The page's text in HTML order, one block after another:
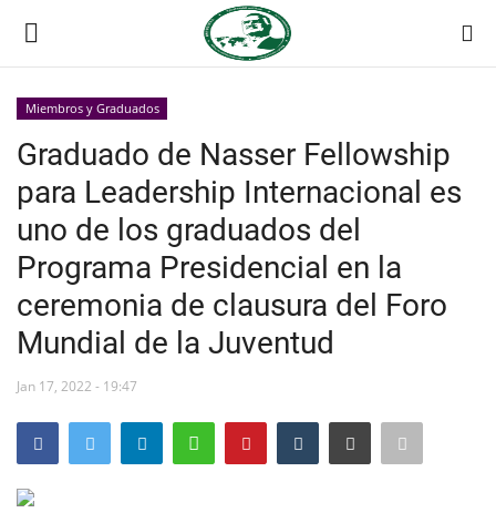
Inicio
Contacto
Foro Internacional Nasser
Nuestro Equipo
Miembros y Graduados
Graduado de Nasser Fellowship
para Leadership Internacional es
uno de los graduados del
Programa Presidencial en la
ceremonia de clausura del Foro
Mundial de la Juventud
Jan 17, 2022 - 19:47